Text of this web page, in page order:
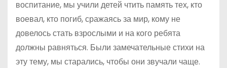
воспитание, мы учили детей чтить память тех, кто
воевал, кто погиб, сражаясь за мир, кому не
довелось стать взрослыми и на кого ребята
должны равняться. Были замечательные стихи на
эту тему, мы старались, чтобы они звучали чаще.